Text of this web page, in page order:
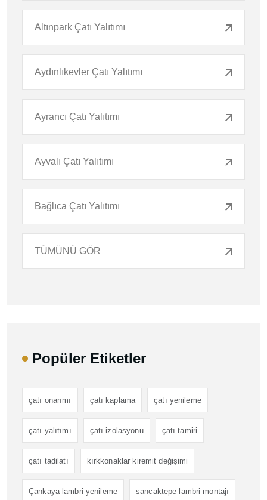
Altınpark Çatı Yalıtımı
Aydınlıkevler Çatı Yalıtımı
Ayrancı Çatı Yalıtımı
Ayvalı Çatı Yalıtımı
Bağlıca Çatı Yalıtımı
TÜMÜNÜ GÖR
Popüler Etiketler
çatı onarımı çatı kaplama çatı yenileme
çatı yalıtımı çatı izolasyonu çatı tamiri
çatı tadilatı kırkkonaklar kiremit değişimi
Çankaya lambri yenileme sancaktepe lambri montajı